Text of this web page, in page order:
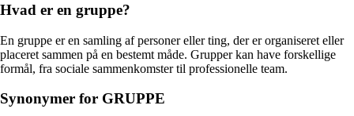
Hvad er en gruppe?
En gruppe er en samling af personer eller ting, der er organiseret eller
placeret sammen på en bestemt måde. Grupper kan have forskellige
formål, fra sociale sammenkomster til professionelle team.
Synonymer for GRUPPE